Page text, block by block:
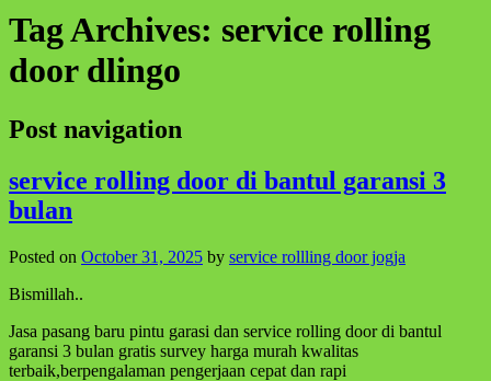
Tag Archives: service rolling
door dlingo
Post navigation
service rolling door di bantul garansi 3
bulan
Posted on October 31, 2025 by service rollling door jogja
Bismillah..
Jasa pasang baru pintu garasi dan service rolling door di bantul
garansi 3 bulan gratis survey harga murah kwalitas
terbaik,berpengalaman pengerjaan cepat dan rapi